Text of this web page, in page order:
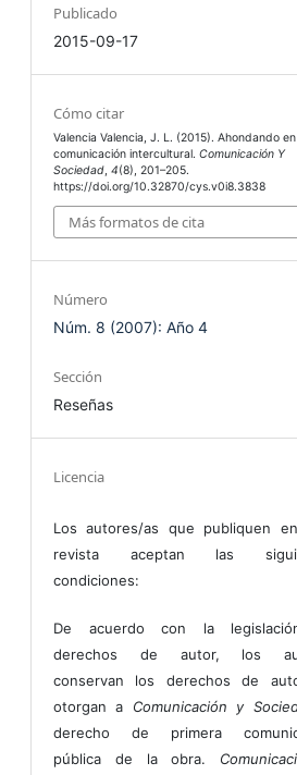
Publicado
2015-09-17
Cómo citar
Valencia Valencia, J. L. (2015). Ahondando
comunicación intercultural.Comunicación Y
Sociedad,4(8), 201–205.
https://doi.org/10.32870/cys.v0i8.3838
Más formatos de cita
Número
Núm. 8 (2007): Año 4
Sección
Reseñas
Licencia
Los autores/as que publiquen
revista aceptan las
condiciones:
De acuerdo con la
derechos de autor, los
conservan los derechos de
otorgan a Comunicación y
derecho de primera
pública de la obra.